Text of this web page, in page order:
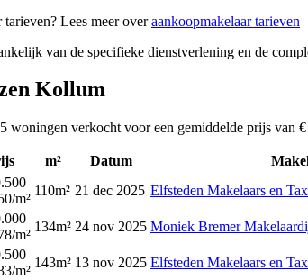
Lees meer overaankoopmakelaar tarieven
van de specifieke dienstverlening en de
Kollum
verkocht voor een gemiddelde prijs van
m² Datum
m²
110m² 21 dec 2025 Elfsteden Makelaars en
m²
134m² 24 nov 2025 Moniek Bremer
m²
143m² 13 nov 2025 Elfsteden Makelaars en